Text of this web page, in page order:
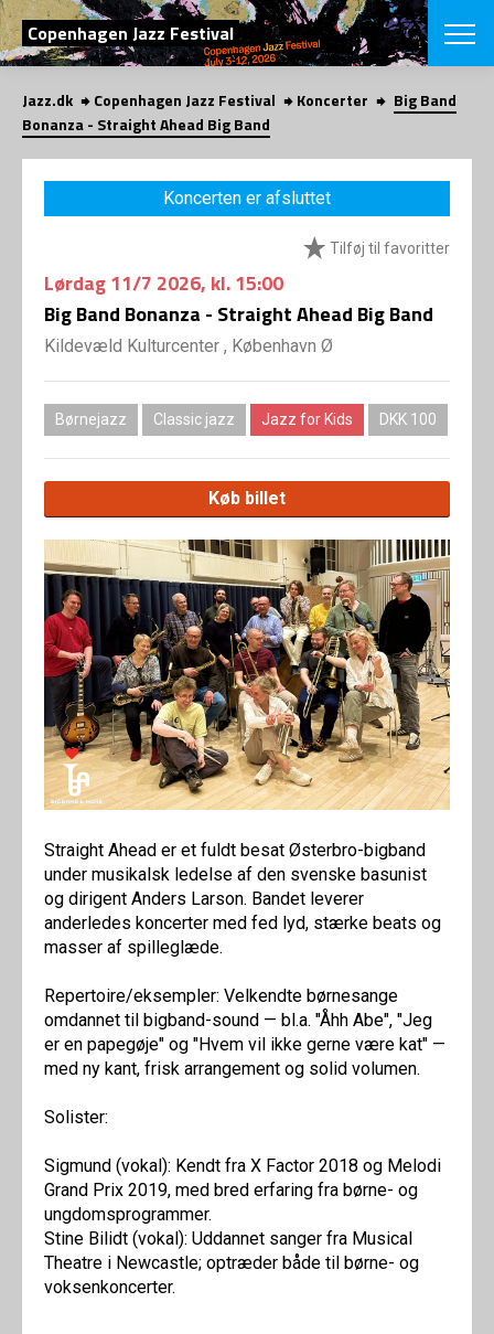
SØG
Copenhagen Jazz Festival
English
VÆLG
VINTERJAZZ
Temaer
LOCATIONS
App
INFO
Om
Om fonden
Om
SHOP
Jazz.dk Copenhagen Jazz Festival Koncerter
Big Band
Bonanza - Straight Ahead Big Band
Koncerten er afsluttet
Tilføj til favoritter
Lørdag11/7 2026, kl. 15:00
Big Band Bonanza - Straight Ahead Big Band
Kildevæld Kulturcenter , København Ø
Børnejazz Classic jazz Jazz for Kids DKK 100
Køb billet
Straight Ahead er et fuldt besat Østerbro-bigband
under musikalsk ledelse af den svenske basunist
og dirigent Anders Larson. Bandet leverer
anderledes koncerter med fed lyd, stærke beats og
masser af spilleglæde.
Repertoire/eksempler: Velkendte børnesange
omdannet til bigband-sound — bl.a. "Åhh Abe", "Jeg
er en papegøje" og "Hvem vil ikke gerne være kat" —
med ny kant, frisk arrangement og solid volumen.
Solister:
Sigmund (vokal): Kendt fra X Factor 2018 og Melodi
Grand Prix 2019, med bred erfaring fra børne- og
ungdomsprogrammer.
Stine Bilidt (vokal): Uddannet sanger fra Musical
Theatre i Newcastle; optræder både til børne- og
voksenkoncerter.